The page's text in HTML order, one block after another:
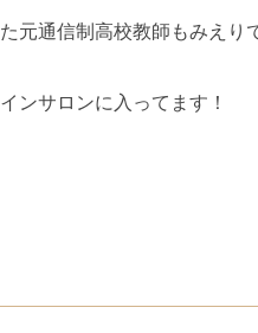
元通信制高校教師もみえり
ンサロンに入ってます！